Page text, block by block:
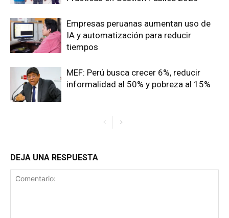
Empresas peruanas aumentan uso de
IA y automatización para reducir
tiempos
MEF: Perú busca crecer 6%, reducir
informalidad al 50% y pobreza al 15%
DEJA UNA RESPUESTA